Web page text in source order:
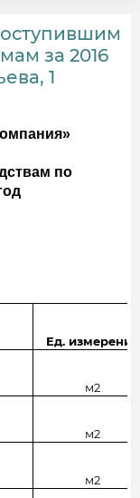
за 2016
1
по
2016 год
Ед. измерения
м2
м2
м2